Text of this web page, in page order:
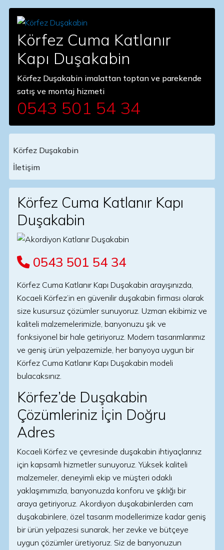
Körfez Cuma Katlanır
Kapı Duşakabin
Körfez Duşakabin imalattan toptan ve parekende
satış ve montaj hizmeti
0543 501 54 34
Main Navigation
Körfez Duşakabin
İletişim
Körfez Cuma Katlanır Kapı
Duşakabin
0543 501 54 34
Körfez Cuma Katlanır Kapı Duşakabin arayışınızda,
Kocaeli Körfez’in en güvenilir duşakabin firması olarak
size kusursuz çözümler sunuyoruz. Uzman ekibimiz ve
kaliteli malzemelerimizle, banyonuzu şık ve
fonksiyonel bir hale getiriyoruz. Modern tasarımlarımız
ve geniş ürün yelpazemizle, her banyoya uygun bir
Körfez Cuma Katlanır Kapı Duşakabin modeli
bulacaksınız.
Körfez’de Duşakabin
Çözümleriniz İçin Doğru
Adres
Kocaeli Körfez ve çevresinde duşakabin ihtiyaçlarınız
için kapsamlı hizmetler sunuyoruz. Yüksek kaliteli
malzemeler, deneyimli ekip ve müşteri odaklı
yaklaşımımızla, banyonuzda konforu ve şıklığı bir
araya getiriyoruz. Akordiyon duşakabinlerden cam
duşakabinlere, özel tasarım modellerimize kadar geniş
bir ürün yelpazesi sunarak, her zevke ve bütçeye
uygun çözümler üretiyoruz. Siz de banyonuzun